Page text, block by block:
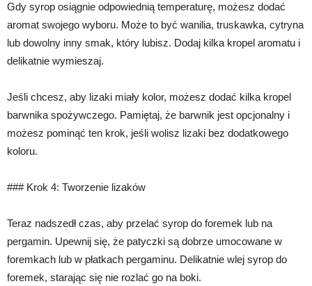
Gdy syrop osiągnie odpowiednią temperaturę, możesz dodać
aromat swojego wyboru. Może to być wanilia, truskawka, cytryna
lub dowolny inny smak, który lubisz. Dodaj kilka kropel aromatu i
delikatnie wymieszaj.
Jeśli chcesz, aby lizaki miały kolor, możesz dodać kilka kropel
barwnika spożywczego. Pamiętaj, że barwnik jest opcjonalny i
możesz pominąć ten krok, jeśli wolisz lizaki bez dodatkowego
koloru.
### Krok 4: Tworzenie lizaków
Teraz nadszedł czas, aby przelać syrop do foremek lub na
pergamin. Upewnij się, że patyczki są dobrze umocowane w
foremkach lub w płatkach pergaminu. Delikatnie wlej syrop do
foremek, starając się nie rozlać go na boki.